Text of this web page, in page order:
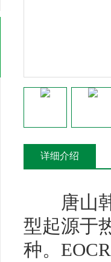
详细介绍
唐山韩
型起源于
种。